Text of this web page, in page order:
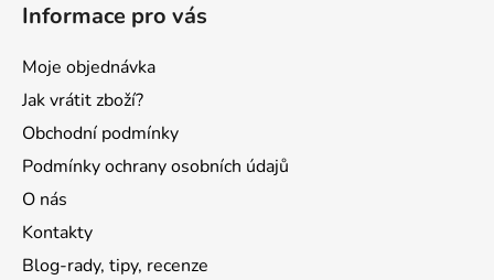
Informace pro vás
Moje objednávka
Jak vrátit zboží?
Obchodní podmínky
Podmínky ochrany osobních údajů
O nás
Kontakty
Blog-rady, tipy, recenze